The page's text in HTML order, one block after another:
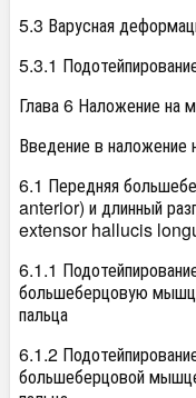
5.3 Варусная
5.3.1
Глава 6 Наложение на
Введение в
6.1 Передняя
anterior) и длинный
extensor hallucis
6.1.1
большеберцовую
пальца
6.1.2
большеберцовой